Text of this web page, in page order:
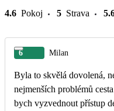
4.6 Pokoj 5 Strava
6 Milan
Byla to skvělá dovolená,
nejmenších problémů
bych vyzvednout přístup delegátky Petry celou dobu starostlivá jestli je vše v pořádku a